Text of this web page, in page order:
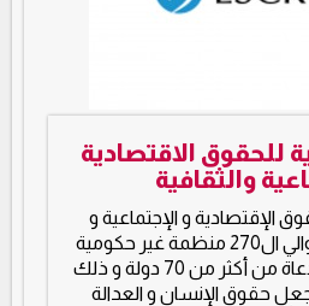
للحقوق الاقتصادية
والثقافية
الإقتصادية و الإجتماعية و
الثقافية تجمع بين حوالي ال270 منظمة غير حكومية
و حركات إجتماعية و دعاة من أكثر من 70 دولة و ذلك
حقوق الإنسان و العدالة